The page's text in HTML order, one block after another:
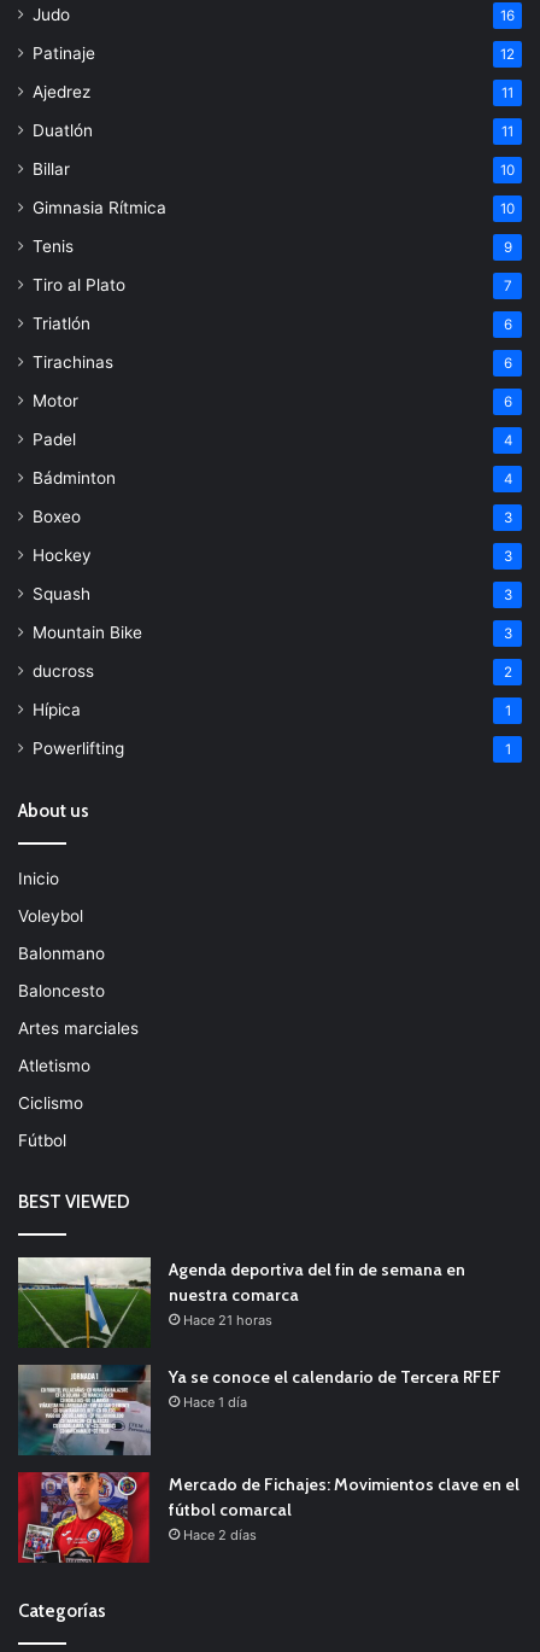
Judo 16
Patinaje 12
Ajedrez 11
Duatlón 11
Billar 10
Gimnasia Rítmica 10
Tenis 9
Tiro al Plato 7
Triatlón 6
Tirachinas 6
Motor 6
Padel 4
Bádminton 4
Boxeo 3
Hockey 3
Squash 3
Mountain Bike 3
ducross 2
Hípica 1
Powerlifting 1
About us
Inicio
Voleybol
Balonmano
Baloncesto
Artes marciales
Atletismo
Ciclismo
Fútbol
BEST VIEWED
Agenda deportiva del fin de semana en
nuestra comarca
Hace 21 horas
Ya se conoce el calendario de Tercera RFEF
Hace 1 día
Mercado de Fichajes: Movimientos clave en el
fútbol comarcal
Hace 2 días
Categorías